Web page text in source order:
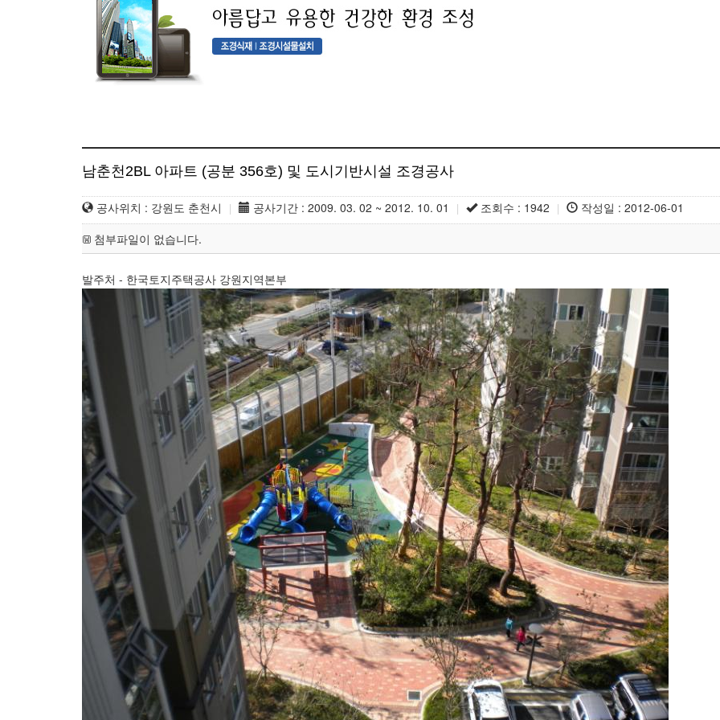
남춘천2BL 아파트 (공분 356호) 및 도시기반시설 조경공사
공사위치 : 강원도 춘천시 | 공사기간 : 2009. 03. 02 ~ 2012. 10. 01 | 조회수 : 1942 |
작성일 : 2012-06-01
첨부파일이 없습니다.
발주처 - 한국토지주택공사 강원지역본부